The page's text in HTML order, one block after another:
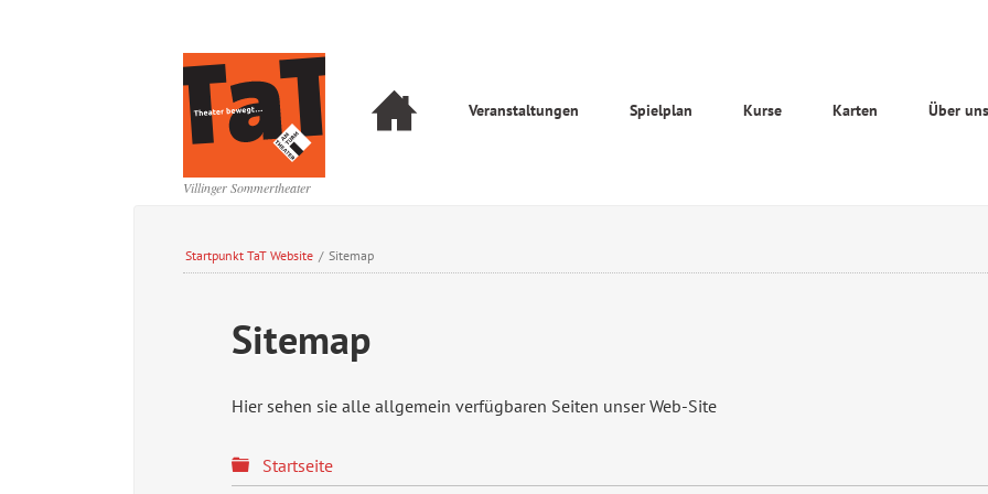
Villinger Sommertheater
Navigation
überspringen
Veranstaltungen Spielplan Kurse Karten Über uns
Startpunkt TaT Website / Sitemap
Sitemap
Hier sehen sie alle allgemein verfügbaren Seiten unser Web-Site
Startseite